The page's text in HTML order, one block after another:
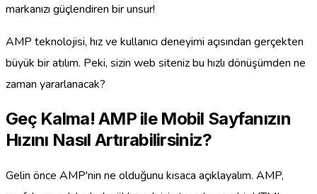
markanızı güçlendiren bir unsur!
AMP teknolojisi, hız ve kullanıcı deneyimi açısından gerçekten
büyük bir atılım. Peki, sizin web siteniz bu hızlı dönüşümden ne
zaman yararlanacak?
Geç Kalma! AMP ile Mobil Sayfanızın
Hızını Nasıl Artırabilirsiniz?
Gelin önce AMP'nin ne olduğunu kısaca açıklayalım. AMP,